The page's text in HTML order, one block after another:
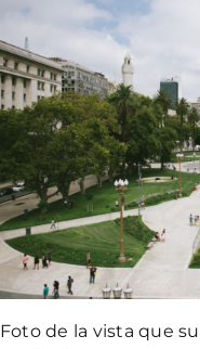
Blog
About
Search
for:
Foto de la vista que